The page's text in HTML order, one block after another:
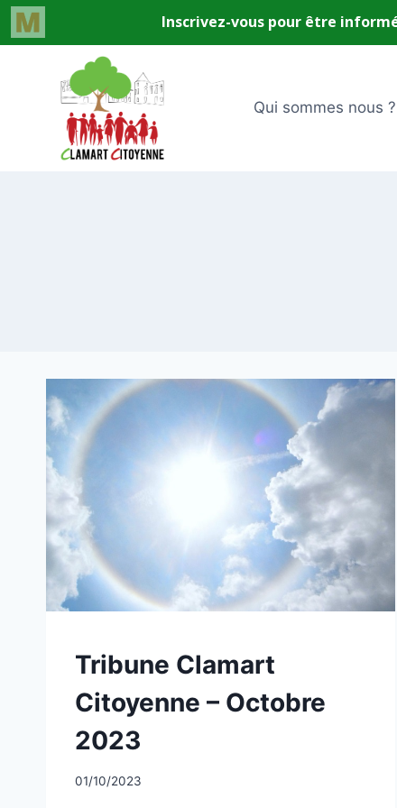
Qui sommes nous ?
NON
CLASSÉ
Tribune Clamart
Citoyenne – Octobre
2023
Par
01/10/2023